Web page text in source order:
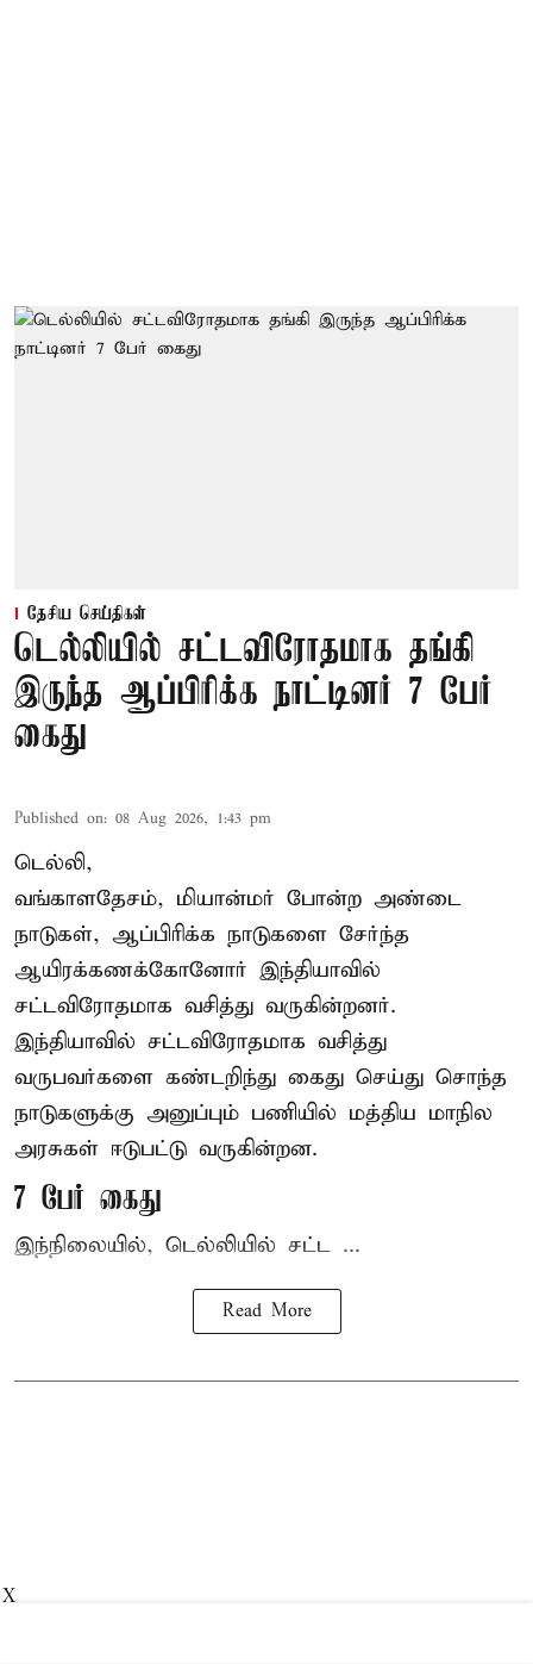
தேசிய செய்திகள்
டெல்லியில் சட்டவிரோதமாக தங்கி
இருந்த ஆப்பிரிக்க நாட்டினர் 7 பேர்
கைது
Published on: 08 Aug 2026, 1:43 pm
டெல்லி,
வங்காளதேசம், மியான்மர் போன்ற அண்டை
நாடுகள், ஆப்பிரிக்க நாடுகளை சேர்ந்த
ஆயிரக்கணக்கோனோர் இந்தியாவில்
சட்டவிரோதமாக வசித்து வருகின்றனர்.
இந்தியாவில் சட்டவிரோதமாக வசித்து
வருபவர்களை கண்டறிந்து கைது செய்து சொந்த
நாடுகளுக்கு அனுப்பும் பணியில் மத்திய மாநில
அரசுகள் ஈடுபட்டு வருகின்றன.
7 பேர் கைது
இந்நிலையில், டெல்லியில் சட்ட ...
Read More
X